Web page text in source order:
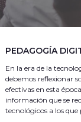
PEDAGOGÍA
En la era de la
debemos reflexionar
efectivas en esta
información que se
tecnológicos a los